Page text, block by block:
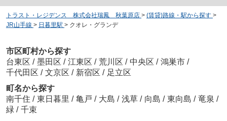
トラスト・レジデンス 株式会社瑞鳳 秋葉原店 > (賃貸)路線・駅から探す >
JR山手線 > 日暮里駅 > クオレ・グランデ
市区町村から探す
台東区 / 墨田区 / 江東区 / 荒川区 / 中央区 / 鴻巣市 /
千代田区 / 文京区 / 新宿区 / 足立区
町名から探す
南千住 / 東日暮里 / 亀戸 / 大島 / 浅草 / 向島 / 東向島 / 竜泉 /
緑 / 千束